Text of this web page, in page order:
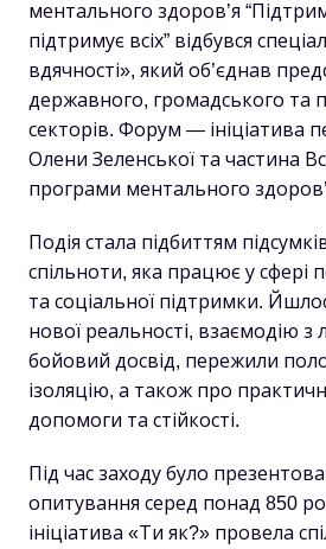
ментального здоров’я
підтримує всіх” відбувся
вдячності», який об’єднав
державного, громадського та
секторів. Форум — ініціатива
Олени Зеленської та частина
програми ментального
Подія стала підбиттям
спільноти, яка працює у сфері
та соціальної підтримки.
нової реальності, взаємодію
бойовий досвід, пережили
ізоляцію, а також про
допомоги та стійкості.
Під час заходу було
опитування серед понад 850
ініціатива «Ти як?» провела